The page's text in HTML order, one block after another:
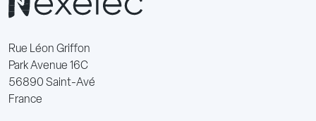
Rue Léon Griffon
Park Avenue 16C
56890 Saint-Avé
France